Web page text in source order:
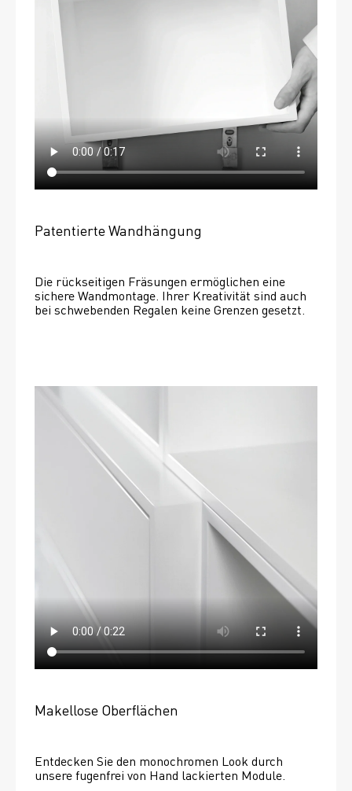
Patentierte Wandhängung
Die rückseitigen Fräsungen ermöglichen eine
sichere Wandmontage. Ihrer Kreativität sind auch
bei schwebenden Regalen keine Grenzen gesetzt.
Makellose Oberflächen
Entdecken Sie den monochromen Look durch
unsere fugenfrei von Hand lackierten Module.